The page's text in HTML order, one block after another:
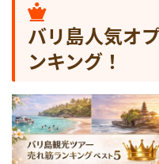
バリ島人気オ
ンキング！